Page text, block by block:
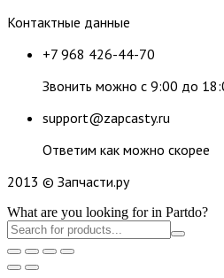
Контактные данные
+7 968 426-44-70
Звонить можно с 9:00 до
support@zapcasty.ru
Ответим как можно скорее
2013 © Запчасти.ру
What are you looking for in Partdo?